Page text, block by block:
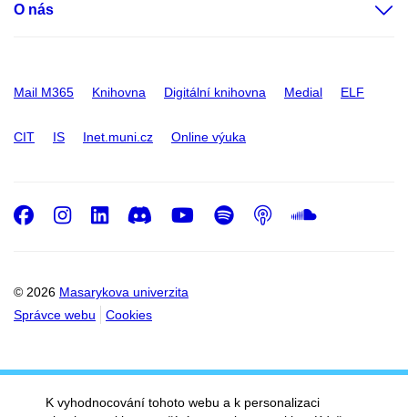
O nás
Mail M365 Knihovna Digitální knihovna Medial ELF
CIT IS Inet.muni.cz Online výuka
© 2026 Masarykova univerzita
Správce webu
Cookies
Facebook
Instagram
LinkedIn
DiscordYoutube
Spotify
Podcast
K vyhodnocování tohoto webu a k personalizaci